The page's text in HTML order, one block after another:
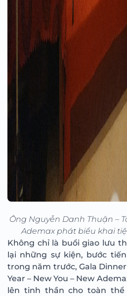
Ông Nguyễn Danh Thuận –
Ademax phát biểu khai
Không chỉ là buổi giao lưu
lại những sự kiện, bước
trong năm trước, Gala Dinner
Year – New You – New
lên tinh thần cho toàn thể